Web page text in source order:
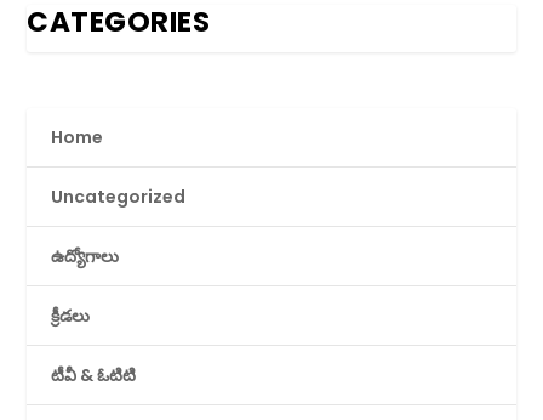
CATEGORIES
Home
Uncategorized
ఉద్యోగాలు
క్రీడలు
టీవీ & ఓటిటి